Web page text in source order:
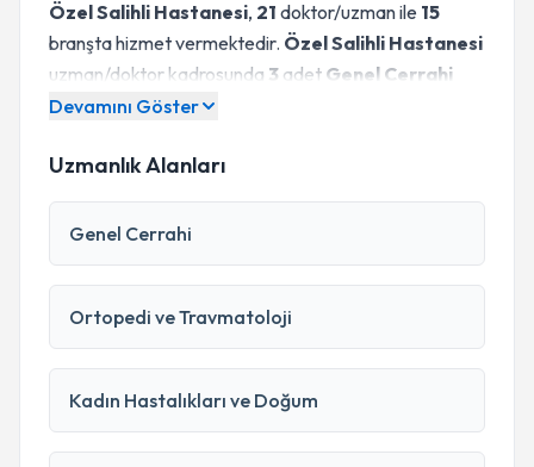
Özel Salihli Hastanesi, 21 doktor/uzman ile 15
branşta hizmet vermektedir. Özel Salihli Hastanesi
uzman/doktor kadrosunda 3 adet Genel Cerrahi
uzmanı,3adetOrtopedi ve Travmatoloji
adetNöroloji (Beyin ve Sinir Hastalıkları)
2adetPratisyen Hekimlikuzmanı,1adet
Anestezi ve Reanimasyon
Bütüncül Tıpuzmanı,1adetÇocuk Sağlığı ve
Hastalıklarıuzmanı,1adetDermatolojiuzmanı,1
adetGöğüs Hastalıklarıuzmanı
Hastalıklarıuzmanı,1adetKardiyolojiuzmanı,1
uzmanı,1 adetÜroloji uzmanı bulunmaktadır.
Devamını Göster
Uzmanlık Alanları
Genel Cerrahi
Ortopedi ve Travmatoloji
Kadın Hastalıkları ve Doğum